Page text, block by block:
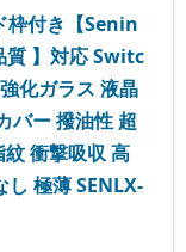
枠付き【Senin
質 】対応 Switc
化ガラス 液晶
バー 撥油性 超
衝撃吸収 高
し 極薄 SENLX-